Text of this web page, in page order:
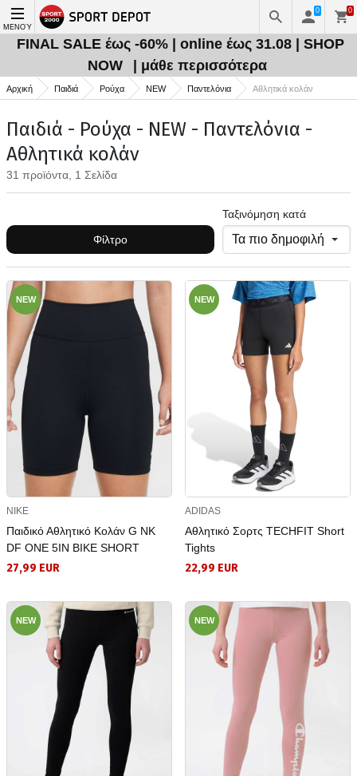
ΜΕΝΟΎ
0 0
FINAL SALE έως -60% | online έως 31.08 | SHOP
NOW
| μάθε περισσότερα
Αρχική Παιδιά Ρούχα NEW Παντελόνια Αθλητικά κολάν
Παιδιά - Ρούχα - NEW - Παντελόνια -
Αθλητικά κολάν
31 προϊόντα, 1 Σελίδα
Φίλτρο
Ταξινόμηση κατά
NEW
NIKE
Παιδικό Αθλητικό Κολάν G NK
DF ONE 5IN BIKE SHORT
27,99 EUR
NEW
ADIDAS
Αθλητικό Σορτς TECHFIT Short
Tights
22,99 EUR
NEW NEW